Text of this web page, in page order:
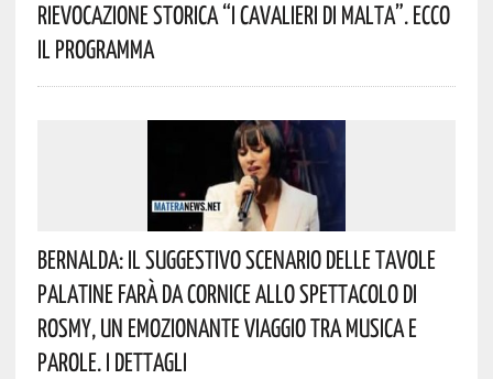
Rievocazione Storica “I CAVALIERI DI MALTA”. Ecco
Il Programma
Bernalda: Il Suggestivo Scenario Delle Tavole
Palatine Farà Da Cornice Allo Spettacolo Di
Rosmy, Un Emozionante Viaggio Tra Musica E
Parole. I Dettagli